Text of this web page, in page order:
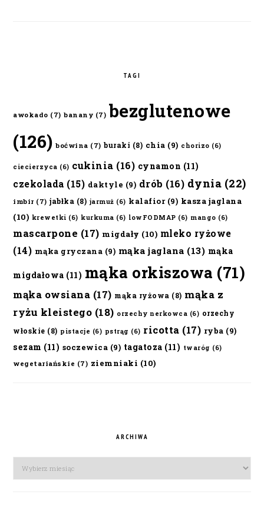
TAGI
awokado (7) banany (7) bezglutenowe
(126) boćwina (7) buraki (8) chia (9) chorizo (6)
ciecierzyca (6) cukinia (16) cynamon (11)
czekolada (15) daktyle (9) drób (16) dynia (22)
imbir (7) jabłka (8) jarmuż (6) kalafior(9) kasza jaglana
(10) krewetki (6) kurkuma (6) lowFODMAP (6) mango (6)
mascarpone (17) migdały (10) mleko ryżowe
(14) mąka gryczana (9) mąka jaglana (13) mąka
migdałowa (11) mąka orkiszowa (71)
mąka owsiana (17) mąka ryżowa (8) mąka z
ryżu kleistego (18) orzechy nerkowca (6) orzechy
włoskie (8) pistacje (6) pstrąg (6) ricotta (17) ryba (9)
sezam (11) soczewica (9) tagatoza (11) twaróg (6)
wegetariańskie (7) ziemniaki (10)
ARCHIWA
Archiwa